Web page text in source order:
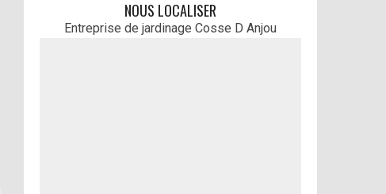
NOUS LOCALISER
Entreprise de jardinage Cosse D Anjou